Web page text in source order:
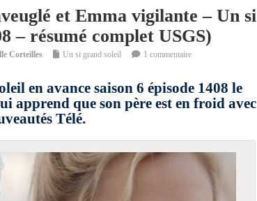
et Emma vigilante – Un si
– résumé complet USGS)
Corteilles Un si grand soleil 1 commentaire
en avance saison 6 épisode 1408 le
apprend que son père est en froid avec
Télé.